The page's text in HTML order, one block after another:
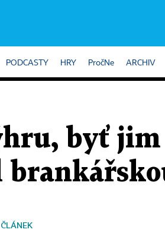
PODCASTY HRY PročNe ARCHIV
byť